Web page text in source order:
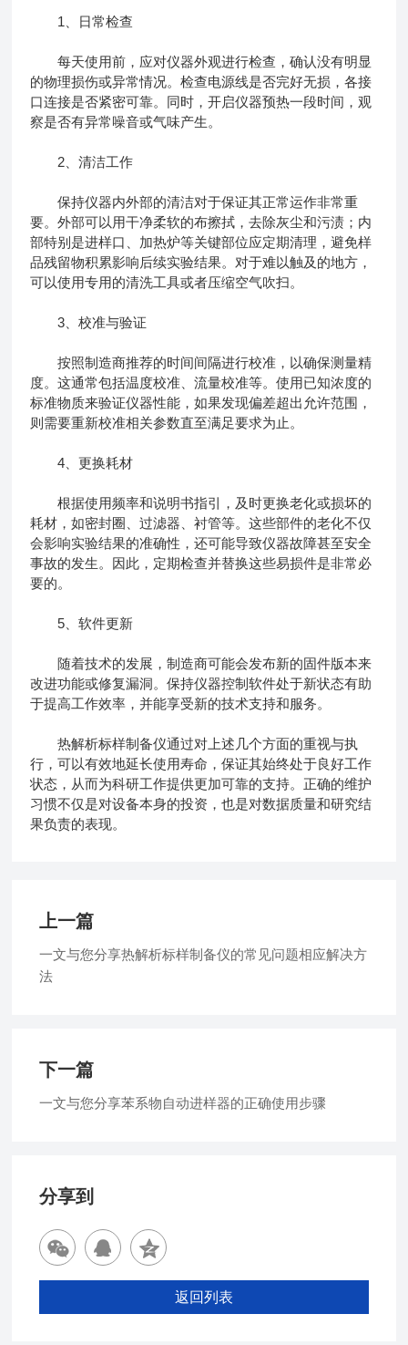
1、日常检查
每天使用前，应对仪器外观进行检查，确认没有明显
的物理损伤或异常情况。检查电源线是否完好无损，各接
口连接是否紧密可靠。同时，开启仪器预热一段时间，观
察是否有异常噪音或气味产生。
2、清洁工作
保持仪器内外部的清洁对于保证其正常运作非常重
要。外部可以用干净柔软的布擦拭，去除灰尘和污渍；内
部特别是进样口、加热炉等关键部位应定期清理，避免样
品残留物积累影响后续实验结果。对于难以触及的地方，
可以使用专用的清洗工具或者压缩空气吹扫。
3、校准与验证
按照制造商推荐的时间间隔进行校准，以确保测量精
度。这通常包括温度校准、流量校准等。使用已知浓度的
标准物质来验证仪器性能，如果发现偏差超出允许范围，
则需要重新校准相关参数直至满足要求为止。
4、更换耗材
根据使用频率和说明书指引，及时更换老化或损坏的
耗材，如密封圈、过滤器、衬管等。这些部件的老化不仅
会影响实验结果的准确性，还可能导致仪器故障甚至安全
事故的发生。因此，定期检查并替换这些易损件是非常必
要的。
5、软件更新
随着技术的发展，制造商可能会发布新的固件版本来
改进功能或修复漏洞。保持仪器控制软件处于新状态有助
于提高工作效率，并能享受新的技术支持和服务。
热解析标样制备仪通过对上述几个方面的重视与执
行，可以有效地延长使用寿命，保证其始终处于良好工作
状态，从而为科研工作提供更加可靠的支持。正确的维护
习惯不仅是对设备本身的投资，也是对数据质量和研究结
果负责的表现。
上一篇
一文与您分享热解析标样制备仪的常见问题相应解决方
法
下一篇
一文与您分享苯系物自动进样器的正确使用步骤
分享到
返回列表